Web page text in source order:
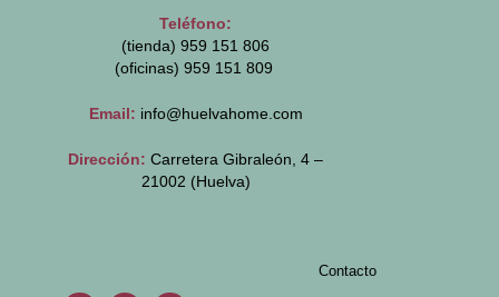
Teléfono:
(tienda) 959 151 806
(oficinas) 959 151 809
Email: info@huelvahome.com
Dirección: Carretera Gibraleón, 4 –
21002 (Huelva)
Contacto